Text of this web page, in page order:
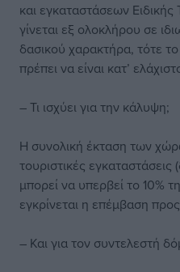
και εγκαταστάσεων
γίνεται εξ ολοκλήρου σε
δασικού χαρακτήρα, τότε
πρέπει να είναι κατ’
– Τι ισχύει για την κάλυψη;
Η συνολική έκταση των
τουριστικές
μπορεί να υπερβεί το 10%
εγκρίνεται η επέμβαση
– Και για τον συντελεστή